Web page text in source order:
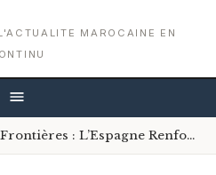
MAROCAINE EN
Contrôles aux Frontières : L’Espagne Renforce les Mesures pour les Voyageurs en Provenance d’Italie